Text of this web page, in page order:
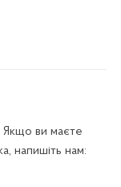
Якщо ви маєте
напишіть нам: